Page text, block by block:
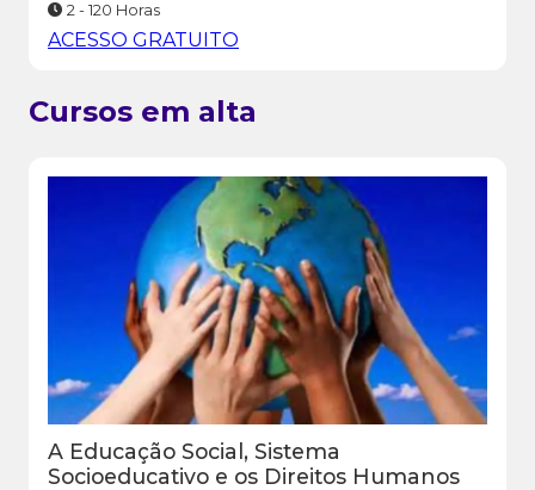
2 - 120 Horas
ACESSO GRATUITO
Cursos em alta
A Educação Social, Sistema
Socioeducativo e os Direitos Humanos